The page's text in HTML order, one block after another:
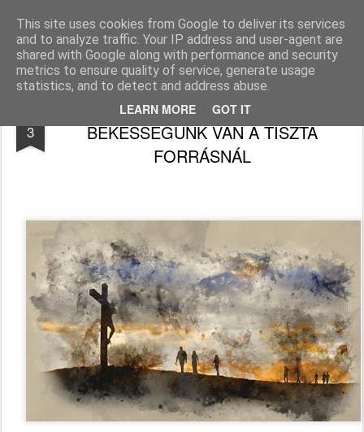
This site uses cookies from Google to deliver its services
and to analyze traffic. Your IP address and user-agent are
shared with Google along with performance and security
metrics to ensure quality of service, generate usage
statistics, and to detect and address abuse.
LEARN MORE GOT IT
Békefy Lajos
Pages
3
Életed üzenet - Őróla? NAGY
BÉKESSÉGÜNK VAN A TISZTA
FORRÁSNÁL